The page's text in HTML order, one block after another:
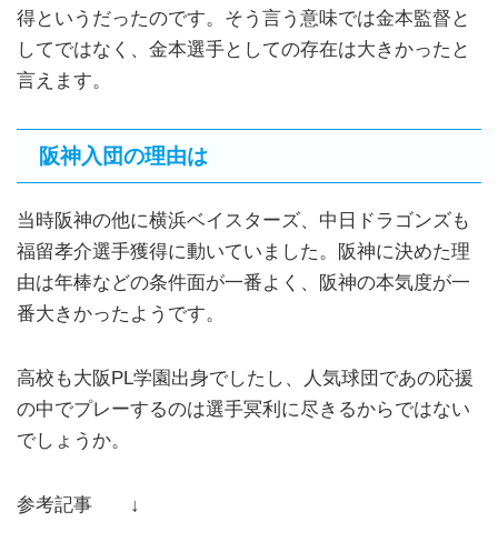
得というだったのです。そう言う意味では金本監督と
してではなく、金本選手としての存在は大きかったと
言えます。
阪神入団の理由は
当時阪神の他に横浜ベイスターズ、中日ドラゴンズも
福留孝介選手獲得に動いていました。阪神に決めた理
由は年棒などの条件面が一番よく、阪神の本気度が一
番大きかったようです。
高校も大阪PL学園出身でしたし、人気球団であの応援
の中でプレーするのは選手冥利に尽きるからではない
でしょうか。
参考記事 ↓